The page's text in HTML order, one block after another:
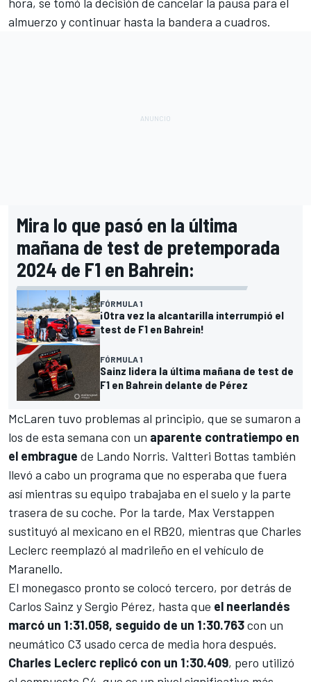
almuerzo y continuar hasta la bandera a cuadros.
Mira lo que pasó en la última
mañana de test de pretemporada
2024 de F1 en Bahrein:
FÓRMULA 1
¡Otra vez la alcantarilla interrumpió el
test de F1 en Bahrein!
FÓRMULA 1
Sainz lidera la última mañana de test de
F1 en Bahrein delante de Pérez
McLaren tuvo problemas al principio, que se sumaron a
los de esta semana con un aparente contratiempo en
el embrague de Lando Norris. Valtteri Bottas también
llevó a cabo un programa que no esperaba que fuera
así mientras su equipo trabajaba en el suelo y la parte
trasera de su coche. Por la tarde, Max Verstappen
sustituyó al mexicano en el RB20, mientras que Charles
Leclerc reemplazó al madrileño en el vehículo de
Maranello.
El monegasco pronto se colocó tercero, por detrás de
Carlos Sainz y Sergio Pérez, hasta que el neerlandés
marcó un 1:31.058, seguido de un 1:30.763con un
neumático C3 usado cerca de media hora después.
Charles Leclerc replicó con un 1:30.409, pero utilizó